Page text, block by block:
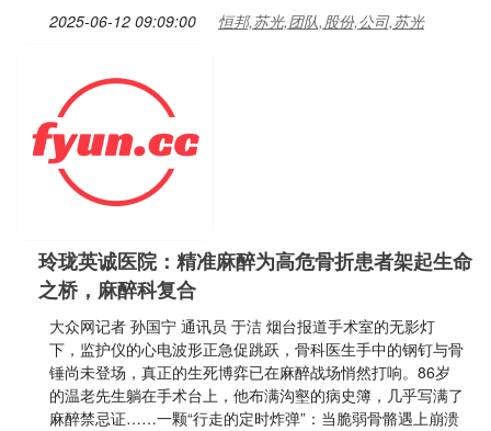
2025-06-12 09:09:00 恒邦,苏光,团队,股份,公司,苏光
玲珑英诚医院：精准麻醉为高危骨折患者架起生命
之桥，麻醉科复合
大众网记者 孙国宁 通讯员 于洁 烟台报道手术室的无影灯
下，监护仪的心电波形正急促跳跃，骨科医生手中的钢钉与骨
锤尚未登场，真正的生死博弈已在麻醉战场悄然打响。86岁
的温老先生躺在手术台上，他布满沟壑的病史簿，几乎写满了
麻醉禁忌证……一颗“行走的定时炸弹”：当脆弱骨骼遇上崩溃